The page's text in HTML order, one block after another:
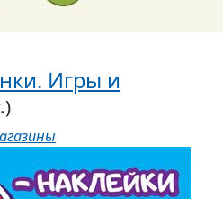
Игры и